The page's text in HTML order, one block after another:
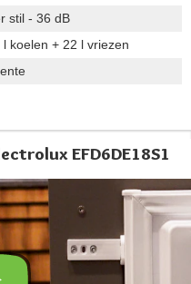
stil - 36 dB
l koelen + 22 l vriezen
EFD6DE18S1